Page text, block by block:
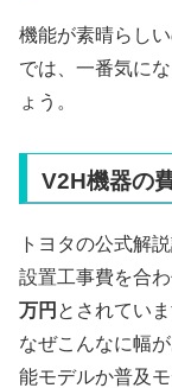
機能が素晴らし
では、一番気に
ょう。
V2H機器の
トヨタの公式解
設置工事費を合
万円 とされていま
なぜこんなに幅
能モデルか普及